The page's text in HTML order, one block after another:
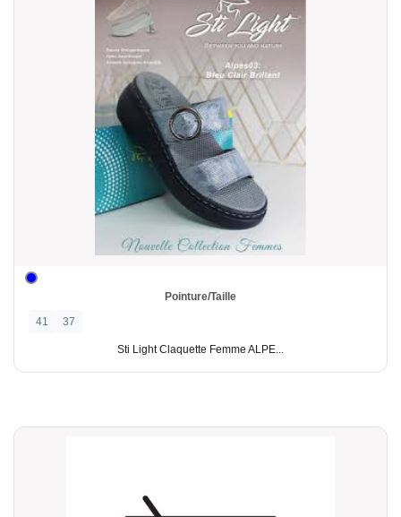
Pointure/Taille
41
37
Sti Light Claquette Femme ALPE...